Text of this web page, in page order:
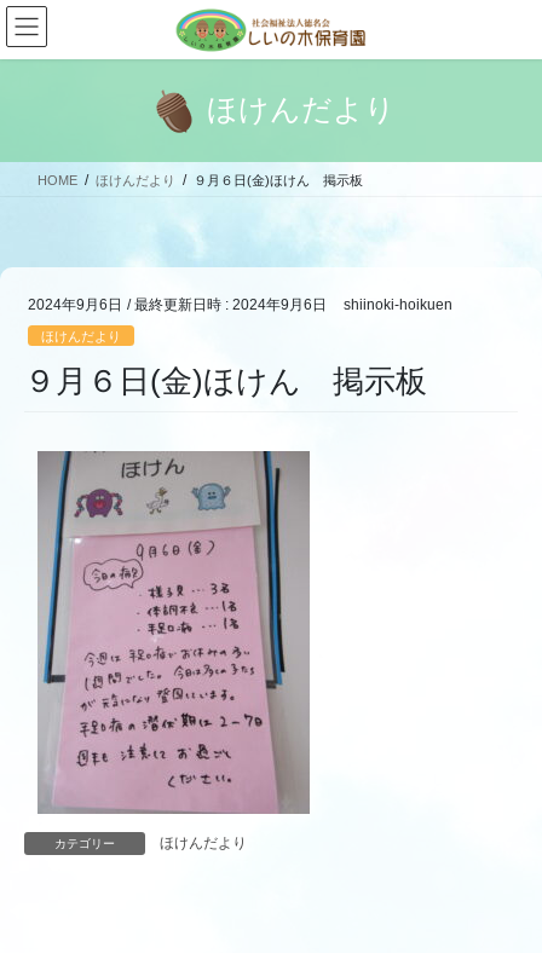
コ
ン
テ
ス
ナ
ビ
ゲ
ン
ほけんだより
HOME ほけんだより ９月６日(金)ほけん 掲示板
2024年9月6日 / 最終更新日時 : 2024年9月6日 shiinoki-hoikuen
ほけんだより
９月６日(金)ほけん 掲示板
カテゴリー ほけんだより